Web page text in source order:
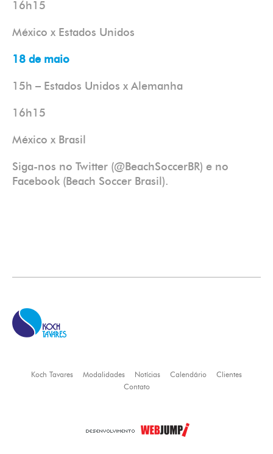
16h15
México x Estados Unidos
18 de maio
15h – Estados Unidos x Alemanha
16h15
México x Brasil
Siga-nos no Twitter (@BeachSoccerBR) e no
Facebook (Beach Soccer Brasil).
Koch Tavares Modalidades Notícias Calendário
Clientes
Contato